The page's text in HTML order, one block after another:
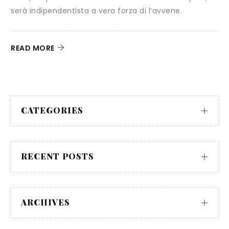
Christian Tein, Président du FLNKS, a
CATEGORIES
RECENT POSTS
ARCHIVES